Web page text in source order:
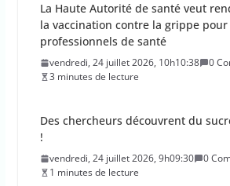
La Haute Autorité de santé veut
la vaccination contre la grippe pour
professionnels de santé
vendredi, 24 juillet 2026, 10h10:38
0
3 minutes de lecture
Des chercheurs découvrent du
!
vendredi, 24 juillet 2026, 9h09:30
0
1 minutes de lecture